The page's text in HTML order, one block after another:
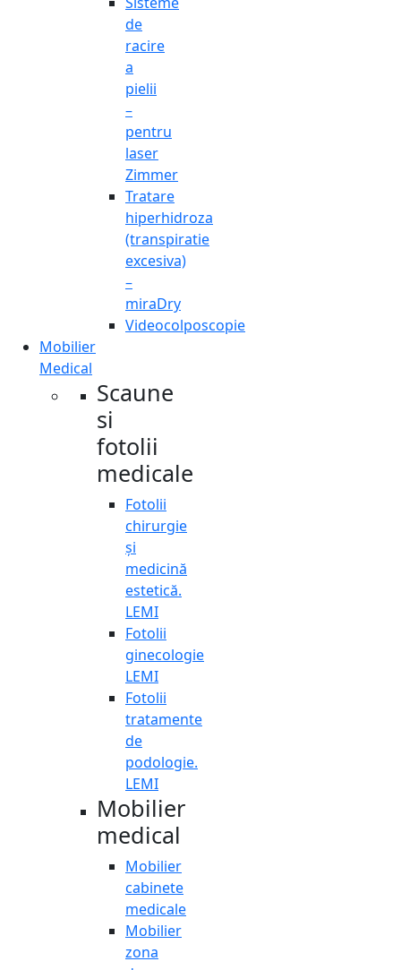
de
racire
a
pielii
–
pentru
laser
Zimmer
Tratare
hiperhidroza
(transpiratie
excesiva)
–
miraDry
Videocolposcopie
Mobilier
Medical
Scaune
si
fotolii
medicale
Fotolii
chirurgie
și
medicină
estetică.
LEMI
Fotolii
ginecologie
LEMI
Fotolii
tratamente
de
podologie.
LEMI
Mobilier
medical
Mobilier
cabinete
medicale
Mobilier
zona